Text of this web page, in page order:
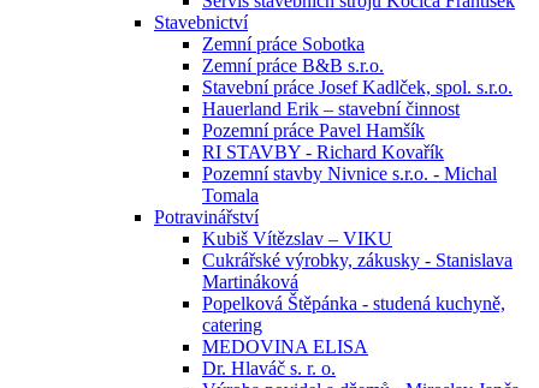
Stavebnictví
Zemní práce Sobotka
Zemní práce B&B s.r.o.
Stavební práce Josef Kadlček, spol. s.r.o.
Hauerland Erik – stavební činnost
Pozemní práce Pavel Hamšík
RI STAVBY - Richard Kovařík
Pozemní stavby Nivnice s.r.o. - Michal
Tomala
Potravinářství
Kubiš Vítězslav – VIKU
Cukrářské výrobky, zákusky - Stanislava
Martináková
Popelková Štěpánka - studená kuchyně,
catering
MEDOVINA ELISA
Dr. Hlaváč s. r. o.